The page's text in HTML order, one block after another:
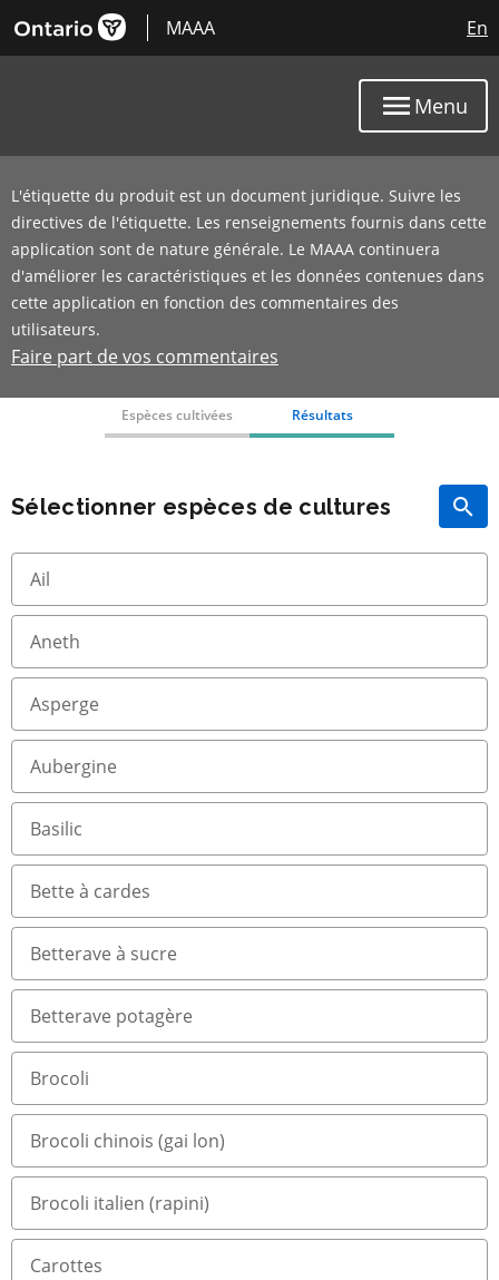
MAAA En
Menu
L'étiquette du produit est un document juridique. Suivre les
directives de l'étiquette. Les renseignements fournis dans cette
application sont de nature générale. Le MAAA continuera
d'améliorer les caractéristiques et les données contenues dans
cette application en fonction des commentaires des
utilisateurs.
Faire part de vos commentaires
Espèces cultivées Résultats
Sélectionner espèces de cultures
Ail
Aneth
Asperge
Aubergine
Basilic
Bette à cardes
Betterave à sucre
Betterave potagère
Brocoli
Brocoli chinois (gai lon)
Brocoli italien (rapini)
Carottes